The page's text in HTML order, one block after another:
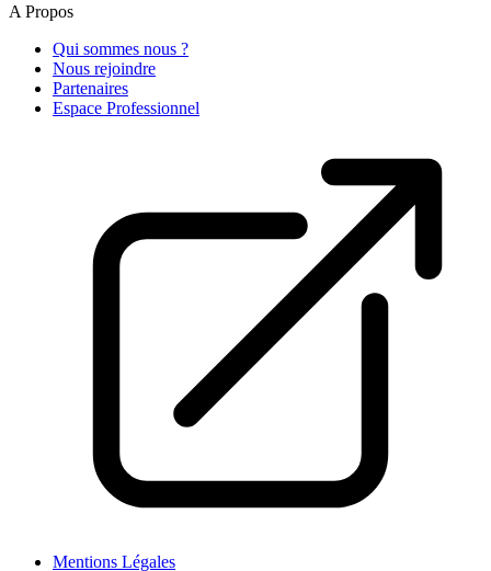
A Propos
Qui sommes nous ?
Nous rejoindre
Partenaires
Espace Professionnel
Mentions Légales